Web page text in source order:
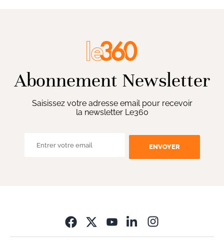
Abonnement Newsletter
Saisissez votre adresse email pour recevoir
la newsletter Le360
ENVOYER